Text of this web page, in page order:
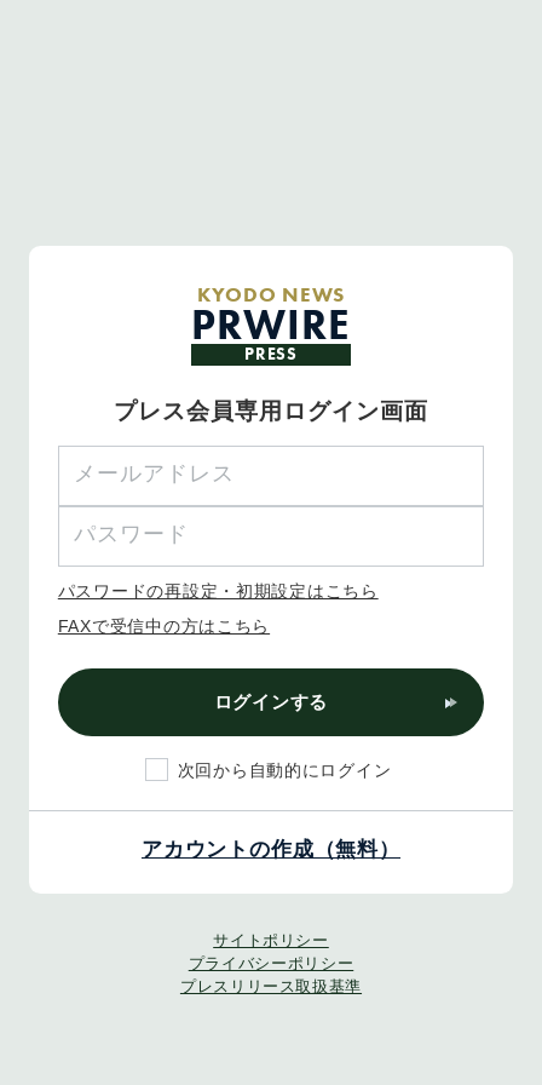
KYODO NEWS
PRWIRE
PRESS
プレス会員専用ログイン画面
パスワードの再設定・初期設定はこちら
FAXで受信中の方はこちら
ログインする
次回から自動的にログイン
アカウントの作成（無料）
サイトポリシー
プライバシーポリシー
プレスリリース取扱基準